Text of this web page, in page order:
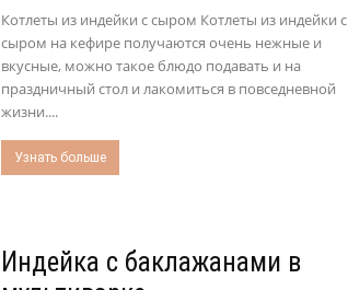
Котлеты из индейки с сыром Котлеты из индейки с
сыром на кефире получаются очень нежные и
вкусные, можно такое блюдо подавать и на
праздничный стол и лакомиться в повседневной
жизни....
Узнать больше
Индейка с баклажанами в